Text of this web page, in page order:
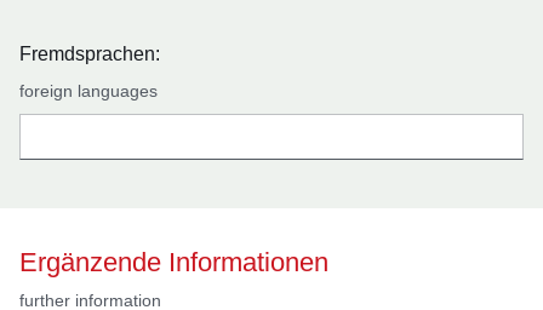
Fremdsprachen:
foreign languages
Ergänzende Informationen
further information